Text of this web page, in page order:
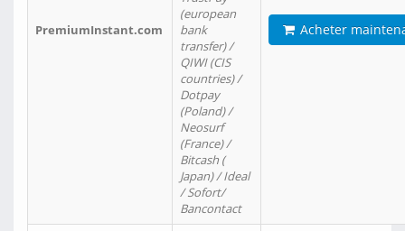
PremiumInstant.com
(european
bank
transfer) /
QIWI (CIS
countries) /
Dotpay
(Poland) /
Neosurf
(France) /
Bitcash (
Japan) / Ideal
/ Sofort/
Bancontact
Acheter